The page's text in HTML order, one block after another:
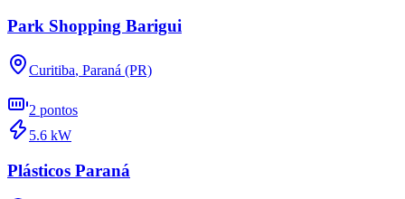
Park Shopping Barigui
Curitiba, Paraná (PR)
2 pontos
5.6 kW
Plásticos Paraná